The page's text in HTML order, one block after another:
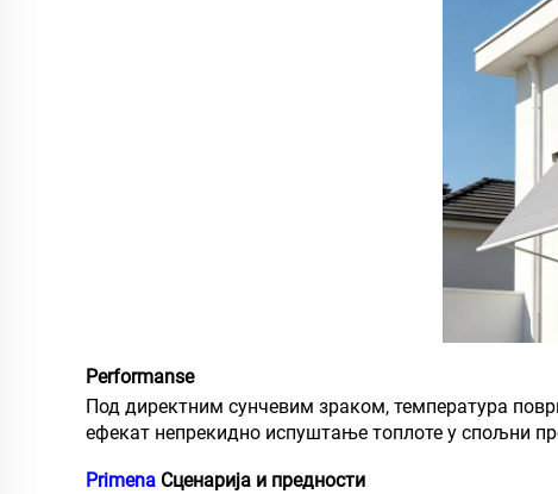
Performanse
Под директним сунчевим зраком, температура
ефекат непрекидно испуштање топлоте у спољни
Primena Сценарија и предности